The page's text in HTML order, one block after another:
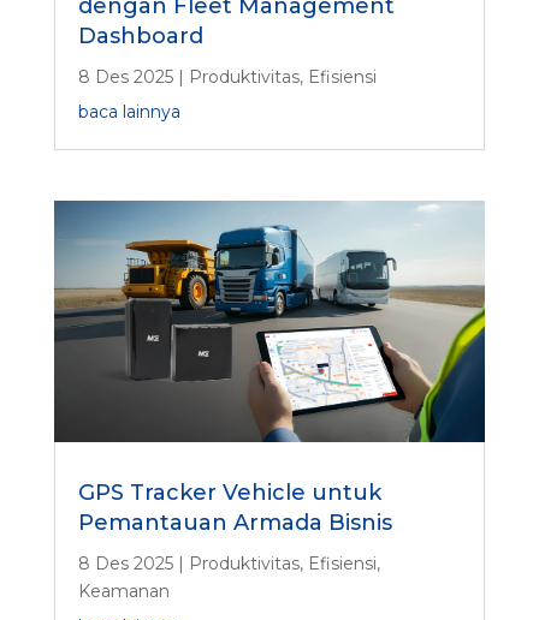
dengan Fleet Management
Dashboard
8 Des 2025| Produktivitas, Efisiensi
baca lainnya
GPS Tracker Vehicle untuk
Pemantauan Armada Bisnis
8 Des 2025| Produktivitas, Efisiensi,
Keamanan